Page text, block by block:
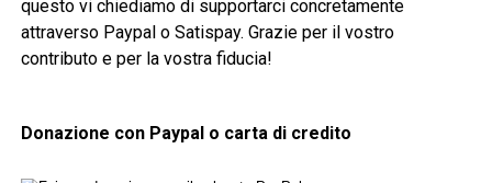
questo vi chiediamo di supportarci concretamente
attraverso Paypal o Satispay. Grazie per il vostro
contributo e per la vostra fiducia!
Donazione con Paypal o carta di credito